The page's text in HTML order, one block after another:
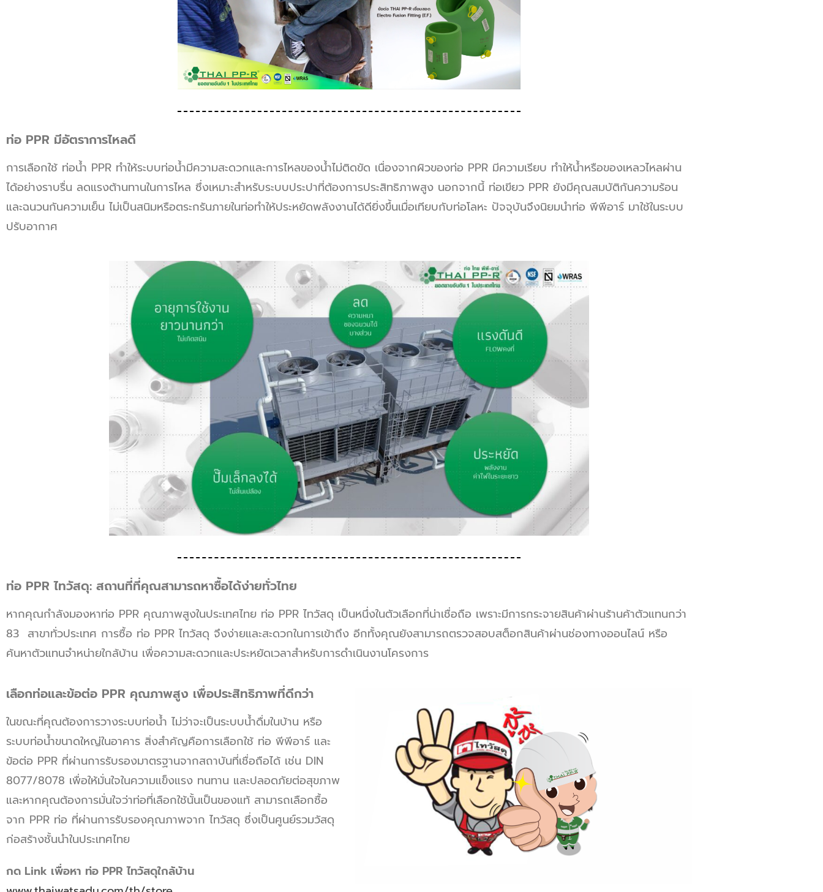
ท่อ PPR มีอัตราการไหลดี
การเลือกใช้ ท่อน้ำ PPR ทำให้ระบบท่อน้ำมีความสะดวกและการไหลของน้ำไม่ติดขัด เนื่องจากผิวของท่อ PPR มีความเรียบ ทำให้น้ำหรือของเหลวไหลผ่าน
ได้อย่างราบรื่น ลดแรงต้านทานในการไหล ซึ่งเหมาะสำหรับระบบประปาที่ต้องการประสิทธิภาพสูง นอกจากนี้ ท่อเขียว PPR ยังมีคุณสมบัติกันความร้อน
และฉนวนกันความเย็น ไม่เป็นสนิมหรือตระกรันภายในท่อทำให้ประหยัดพลังงานได้ดียิ่งขึ้นเมื่อเทียบกับท่อโลหะ ปัจจุบันจึงนิยมนำท่อ พีพีอาร์ มาใช้ในระบบ
ปรับอากาศ
ท่อ PPR ไทวัสดุ: สถานที่ที่คุณสามารถหาซื้อได้ง่ายทั่วไทย
หากคุณกำลังมองหาท่อ PPR คุณภาพสูงในประเทศไทย ท่อ PPR ไทวัสดุ เป็นหนึ่งในตัวเลือกที่น่าเชื่อถือ เพราะมีการกระจายสินค้าผ่านร้านค้าตัวแทนกว่า
83 สาขาทั่วประเทศ การซื้อ ท่อ PPR ไทวัสดุ จึงง่ายและสะดวกในการเข้าถึง อีกทั้งคุณยังสามารถตรวจสอบสต็อกสินค้าผ่านช่องทางออนไลน์ หรือ
ค้นหาตัวแทนจำหน่ายใกล้บ้าน เพื่อความสะดวกและประหยัดเวลาสำหรับการดำเนินงานโครงการ
เลือกท่อและข้อต่อ PPR คุณภาพสูง เพื่อประสิทธิภาพที่ดีกว่า
ในขณะที่คุณต้องการวางระบบท่อน้ำ ไม่ว่าจะเป็นระบบน้ำดื่มในบ้าน หรือ
ระบบท่อน้ำขนาดใหญ่ในอาคาร สิ่งสำคัญคือการเลือกใช้ ท่อ พีพีอาร์ และ
ข้อต่อ PPR ที่ผ่านการรับรองมาตรฐานจากสถาบันที่เชื่อถือได้ เช่น DIN
8077/8078 เพื่อให้มั่นใจในความแข็งแรง ทนทาน และปลอดภัยต่อสุขภาพ
และหากคุณต้องการมั่นใจว่าท่อที่เลือกใช้นั้นเป็นของแท้ สามารถเลือกซื้อ
จาก PPR ท่อ ที่ผ่านการรับรองคุณภาพจาก ไทวัสดุ ซึ่งเป็นศูนย์รวมวัสดุ
ก่อสร้างชั้นนำในประเทศไทย
กด Link เพื่อหา ท่อ PPRไทวัสดุใกล้บ้าน